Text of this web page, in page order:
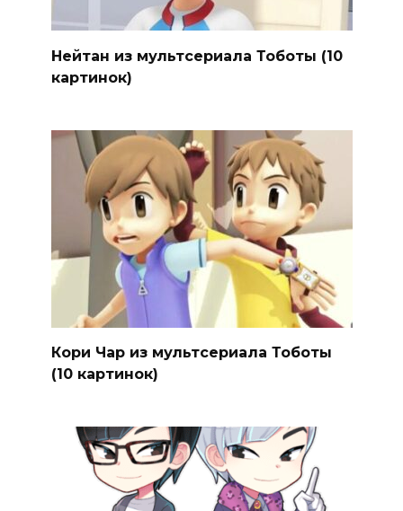
Нейтан из мультсериала Тоботы (10
картинок)
Кори Чар из мультсериала Тоботы
(10 картинок)